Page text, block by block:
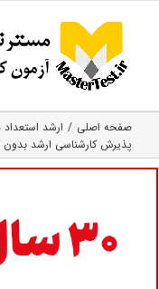
content
صفحه اصلی
ارشد
پذیرش کارشناسی ارشد بدون